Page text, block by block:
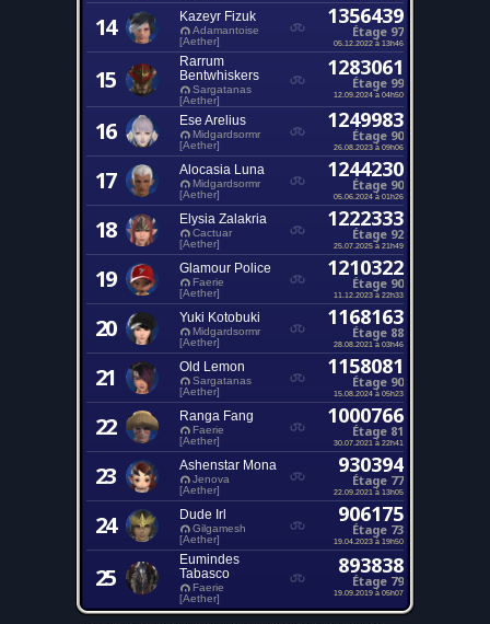
14 Kazeyr Fizuk
Adamantoise
[Aether]
1356439
Étage 97
05.12.2022 à 13h46
15
Rarrum
Bentwhiskers
Sargatanas
[Aether]
1283061
Étage 99
12.09.2024 à 04h50
16 Ese Arelius
Midgardsormr
[Aether]
1249983
Étage 90
26.08.2023 à 09h06
17 Alocasia Luna
Midgardsormr
[Aether]
1244230
Étage 90
05.06.2024 à 01h26
18 Elysia Zalakria
Cactuar
[Aether]
1222333
Étage 92
25.07.2025 à 21h49
19 Glamour Police
Faerie
[Aether]
1210322
Étage 90
11.12.2023 à 22h33
20 Yuki Kotobuki
Midgardsormr
[Aether]
1168163
Étage 88
28.08.2021 à 03h46
21 Old Lemon
Sargatanas
[Aether]
1158081
Étage 90
15.08.2024 à 05h23
22 Ranga Fang
Faerie
[Aether]
1000766
Étage 81
30.07.2021 à 22h41
23 Ashenstar Mona
Jenova
[Aether]
930394
Étage 77
22.09.2021 à 13h05
24 Dude Irl
Gilgamesh
[Aether]
906175
Étage 73
19.04.2023 à 19h50
25
Eumindes
Tabasco
Faerie
[Aether]
893838
Étage 79
19.09.2019 à 05h07